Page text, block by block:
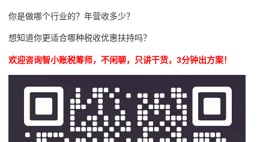
你是做哪个行业的？年营收多少？
想知道你更适合哪种税收优惠扶持吗？
欢迎咨询智小账税筹师，不闲聊，只讲干货，3分钟出方案！